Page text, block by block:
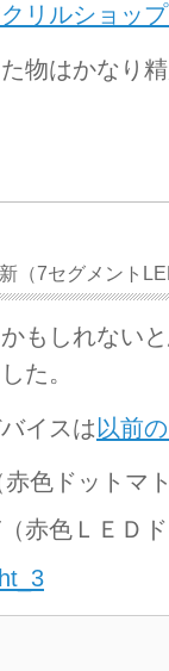
リルショッ
物はかなり
（7セグメント
もしれない
た。
イスは 以前
色ドットマ
赤色ＬＥＤ